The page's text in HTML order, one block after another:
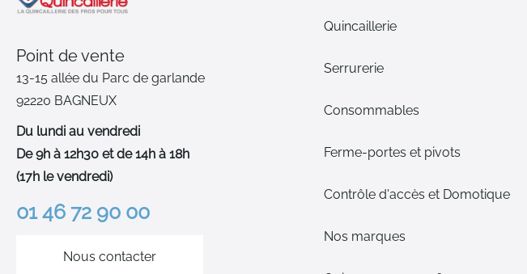
Point de vente
13-15 allée du Parc de garlande
92220 BAGNEUX
Du lundi au vendredi
De 9h à 12h30 et de 14h à 18h
(17h le vendredi)
01 46 72 90 00
Nous contacter
Quincaillerie
Serrurerie
Consommables
Ferme-portes et pivots
Contrôle d'accès et Domotique
Nos marques